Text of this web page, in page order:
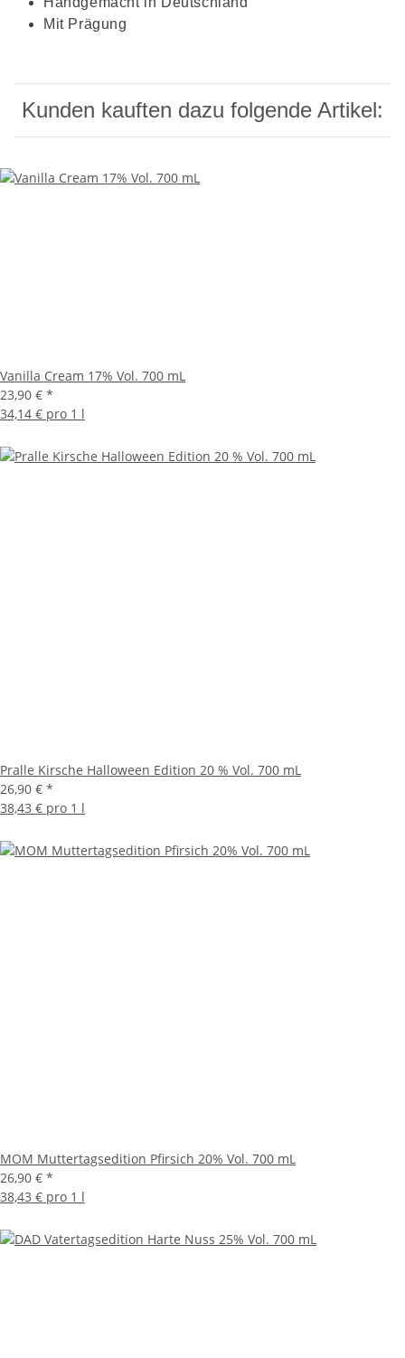
Mit Prägung
Kunden kauften dazu folgende Artikel:
Vanilla Cream 17% Vol. 700 mL
23,90 € *
34,14 € pro 1 l
Pralle Kirsche Halloween Edition 20 % Vol. 700 mL
26,90 € *
38,43 € pro 1 l
MOM Muttertagsedition Pfirsich 20% Vol. 700 mL
26,90 € *
38,43 € pro 1 l